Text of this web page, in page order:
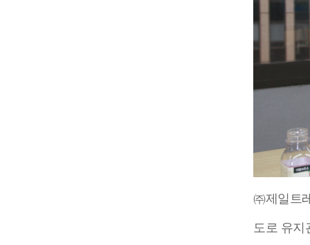
㈜제일트
도로 유지